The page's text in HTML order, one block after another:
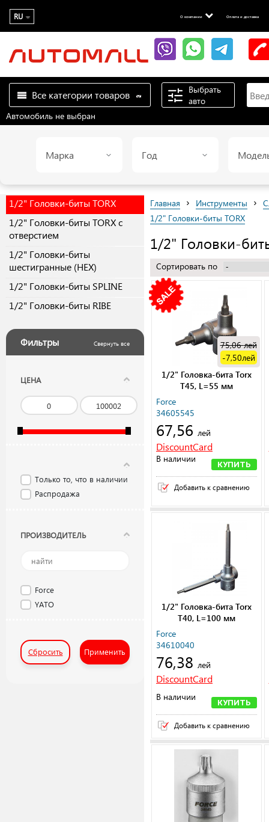
RU О компании Оплата и доставка
Все категории товаров
Выбрать
авто
Автомобиль не выбран
Марка Год
1/2" Головки-биты TORX
1/2" Головки-биты TORX с
отверстием
1/2" Головки-биты
шестигранные (HEX)
1/2" Головки-биты SPLINE
1/2" Головки-биты RIBE
Фильтры Свернуть все
ЦЕНА
Только то, что в наличии
Распродажа
ПРОИЗВОДИТЕЛЬ
Force
YATO
Сбросить Применить
Главная › Инструменты ›
1/2" Головки-биты TORX
1/2" Головки-
Сортировать по
1/2" Головка-бита Torx
Т45, L=55 мм
Force
34605545
67,56 лей
DiscountCard
75,06лей
-7,50лей
В наличии
КУПИТЬ
Добавить к сравнению
1/2" Головка-бита Torx
Т40, L=100 мм
Force
34610040
76,38 лей
DiscountCard
В наличии
КУПИТЬ
Добавить к сравнению